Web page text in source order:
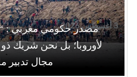
مصدر حكومي مغربي :
لأوروبا؛ بل نحن شريك
مجال تدبير
3 أغسطس 2026